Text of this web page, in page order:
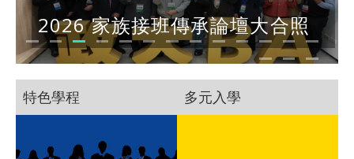
2026 家族接班傳承論壇大合照
特色學程 多元入學